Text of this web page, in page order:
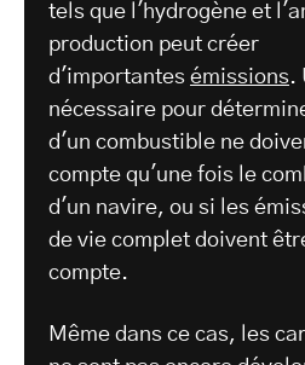
tels que l'hydrogène et
production peut créer
d'importantes émissions.
nécessaire pour
d'un combustible ne
compte qu'une fois le
d'un navire, ou si les
de vie complet doivent
compte.
Même dans ce cas, les